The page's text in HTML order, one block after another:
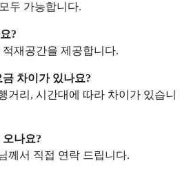
두 가능합니다.
?
재공간을 제공합니다.
차이가 있나요?
거리, 시간대에 따라 차이가 있습니
나요?
께서 직접 연락 드립니다.